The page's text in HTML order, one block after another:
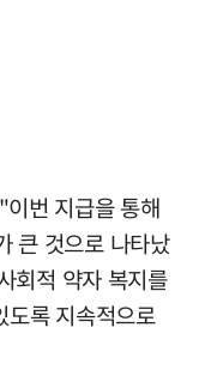
번 지급을 통해
큰 것으로 나타났
회적 약자 복지를
도록 지속적으로